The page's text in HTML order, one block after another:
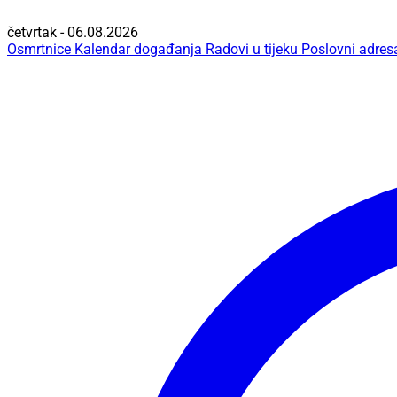
četvrtak - 06.08.2026
Osmrtnice Kalendar događanja Radovi u tijeku Poslovni